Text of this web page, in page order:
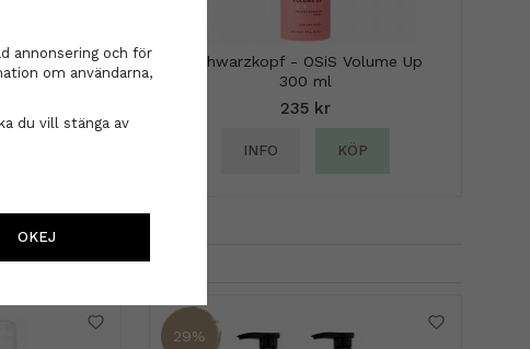
beige
Schwarzkopf - OSiS Volume Up
300 ml
235 kr
INFO KÖP
29%
annonsering och för
om användarna,
du vill stänga av
OKEJ